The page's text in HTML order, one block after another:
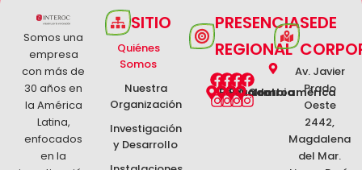
Somos una
empresa
con más de
30 años en
la América
Latina,
enfocados
en la
SITIO
Quiénes
Somos
Nuestra
Organización
Investigación
y Desarrollo
PRESENCIA
REGIONAL
Perú
F
a
c
I
n
s
Ecuador
F
a
c
I
n
s
Colombia
F
a
c
I
n
s
Centroamérica
F
a
c
I
n
s
SEDE
Av. Javier
Prado
Oeste
2442,
Magdalena
del Mar.